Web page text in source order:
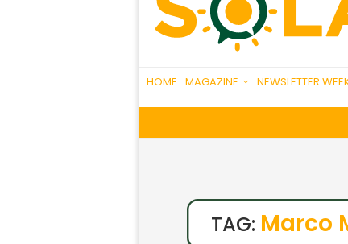
HOME MAGAZINE NEWSLETTER
TAG: Marco